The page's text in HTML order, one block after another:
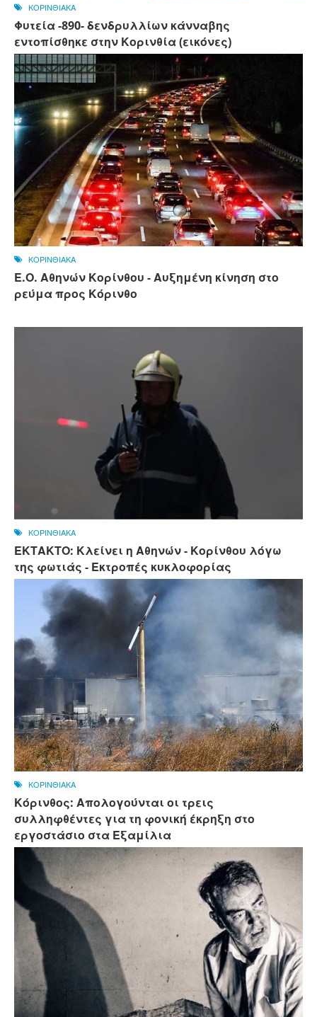
ΚΟΡΙΝΘΙΑΚΑ
Φυτεία -890- δενδρυλλίων κάνναβης
εντοπίσθηκε στην Κορινθία (εικόνες)
ΚΟΡΙΝΘΙΑΚΑ
Ε.Ο. Αθηνών Κορίνθου - Αυξημένη κίνηση στο
ρεύμα προς Κόρινθο
ΚΟΡΙΝΘΙΑΚΑ
ΕΚΤΑΚΤΟ: Κλείνει η Αθηνών - Κορίνθου λόγω
της φωτιάς - Εκτροπές κυκλοφορίας
ΚΟΡΙΝΘΙΑΚΑ
Κόρινθος: Απολογούνται οι τρεις
συλληφθέντες για τη φονική έκρηξη στο
εργοστάσιο στα Εξαμίλια